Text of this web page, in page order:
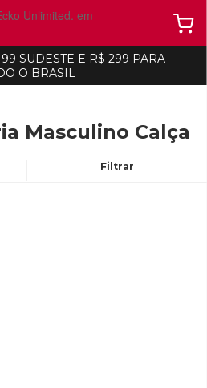
SUDESTE E R$ 299 PARA
O BRASIL
Masculino Calça
Filtrar